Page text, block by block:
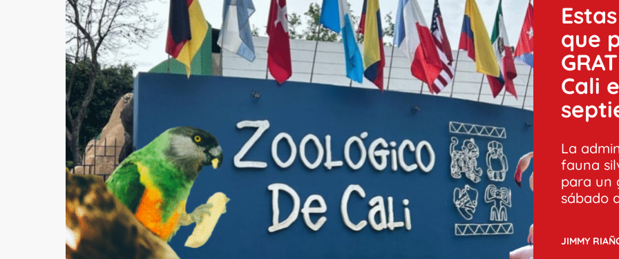
que
Cali
La
fauna
para un
sábado
JIMMY